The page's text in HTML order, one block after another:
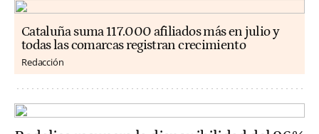
Cataluña suma 117.000 afiliados más en julio y
todas las comarcas registran crecimiento
Redacción